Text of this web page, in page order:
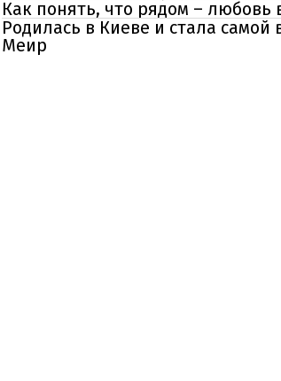
Как понять, что рядом – любовь
Родилась в Киеве и стала
Меир